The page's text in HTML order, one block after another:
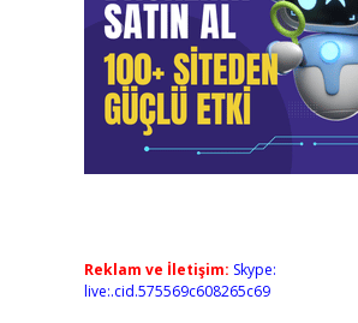
Reklam ve İletişim: Skype:
live:.cid.575569c608265c69